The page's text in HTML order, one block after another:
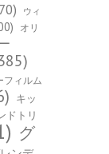
ウィ
オリ
フィルム
キッ
ドトリ
グ